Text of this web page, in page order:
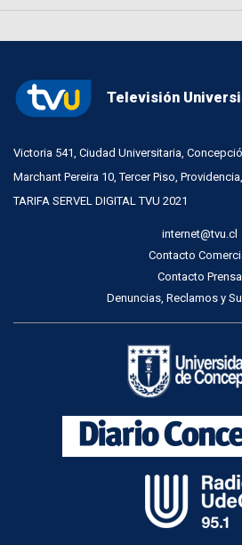
Televisión
Victoria 541, Ciudad Universitaria,
Marchant Pereira 10, Tercer Piso,
TARIFA SERVEL DIGITAL TVU 2021
internet@tvu.cl
Contacto
Contacto Prensa
Denuncias, Reclamos y